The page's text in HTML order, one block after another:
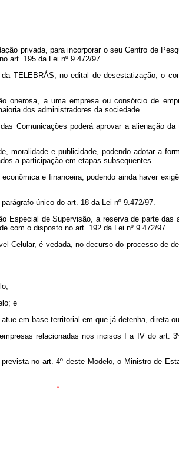
privada, para incorporar o seu Centro de
art. 195 da Lei nº 9.472/97.
TELEBRÁS, no edital de desestatização, o
onerosa, a uma empresa ou consórcio de
dos administradores da sociedade.
Comunicações poderá aprovar a alienação
moralidade e publicidade, podendo adotar a
a participação em etapas subseqüentes.
e financeira, podendo ainda haver
único do art. 18 da Lei nº 9.472/97.
Especial de Supervisão, a reserva de parte
com o disposto no art. 192 da Lei nº 9.472/97.
Celular, é vedada, no decurso do processo de
e
em base territorial em que já detenha, direta
relacionadas nos incisos I a IV do
no art. 4º deste Modelo, o Ministro de
*